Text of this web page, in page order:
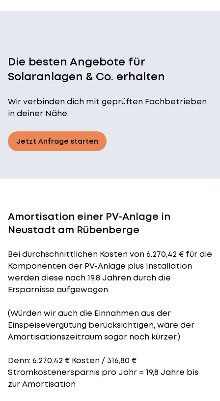
Die besten Angebote für
Solaranlagen & Co. erhalten
Wir verbinden dich mit geprüften Fachbetrieben
in deiner Nähe.
Jetzt Anfrage starten
Amortisation einer PV-Anlage in
Neustadt am Rübenberge
Bei durchschnittlichen Kostenvon 6.270,42 € für die
Komponenten der PV-Anlage plus Installation
werden diese nach 19,8 Jahren durch die
Ersparnisse aufgewogen.
(Würden wir auch die Einnahmen aus der
Einspeisevergütung berücksichtigen, wäre der
Amortisationszeitraumsogar noch kürzer.)
Denn: 6.270,42 € Kosten / 316,80 €
Stromkostenersparnis pro Jahr = 19,8 Jahre bis
zur Amortisation